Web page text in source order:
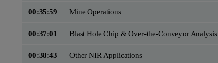
00:35:59 Mine Operations
00:37:01 Blast Hole Chip & Over-the-Conveyor Analysis
00:38:43 Other NIR Applications